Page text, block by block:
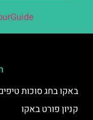
באקו בחג סוכות
קניון פורט באקו